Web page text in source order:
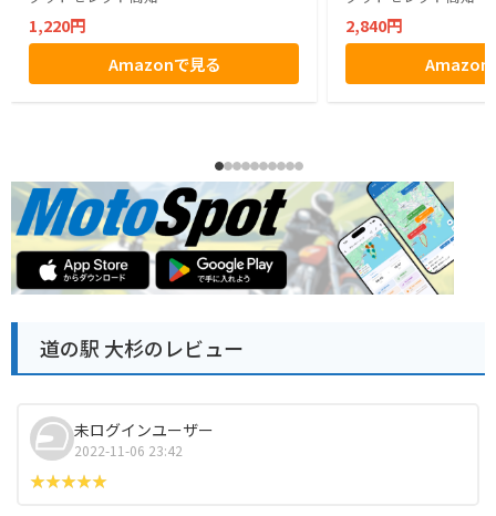
1,220円
Amazonで見る
2,840円
Amazon
道の駅 大杉のレビュー
未ログインユーザー
2022-11-06 23:42